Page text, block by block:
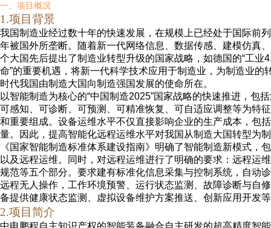
一、项目概况
1.项目背景
我国制造业经过数十年的快速发展，在规模上已经处于国际前
年被国外所垄断。
随着新一代网络信息、数据传感、建模仿真
个大国先后提出了制造业转型升级的国家战略，如德国的“工业
命”的重要机遇，将新一代科学技术应用于制造业，为制造业
时代我国由制造大国向制造强国发展的使命所在。
以智能制造为核心的“中国制造2025”国家战略的快速推进，包
可感知、可诊断、可预测、可精准恢复、可自适应调整等为特
和重要组成。设备运维水平不仅直接影响企业的生产成本，包
量。因此，提高智能化远程运维水平对我国从制造大国转型为
《国家智能制造标准体系建设指南》明确了智能制造新模式
以及远程运维。同时，对远程运维进行了明确的要求：远程运
规范等五个部分。要求建有标准化信息采集与控制系统，自动
远程无人操作，工作环境预警、运行状态监测、故障诊断与自
备提供健康状态监测、虚拟设备维护方案推送、创新应用开发
2.项目 简介